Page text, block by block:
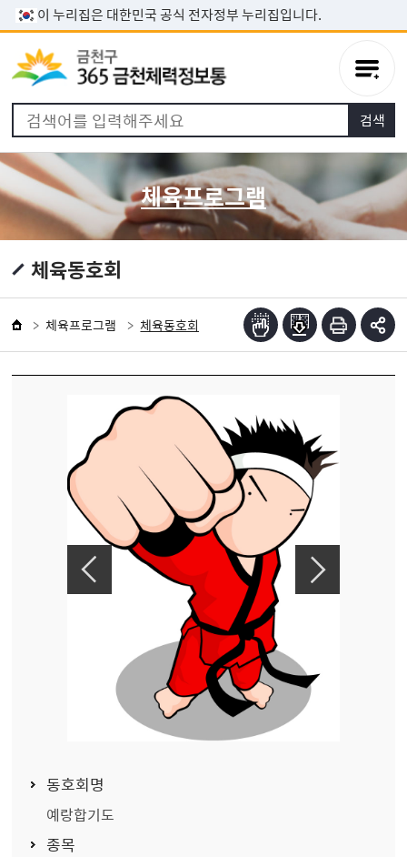
본문 바로가기
이 누리집은 대한민국 공식 전자정부 누리집입니다.
체육프로그램
체육동호회
체육프로그램 체육동호회
동호회명
예랑합기도
종목